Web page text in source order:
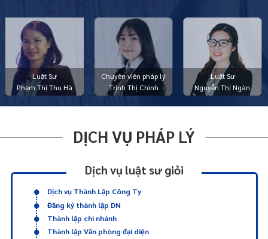
Luật Sư
Phạm Thị Thu Hà
Chuyên viên pháp lý
Trịnh Thị Chình
Luật Sư
Nguyễn Thị Ngàn
DỊCH VỤ PHÁP LÝ
Dịch vụ luật sư giỏi
Dịch vụ Thành Lập Công Ty
Đăng ký thành lập DN
Thành lập chi nhánh
Thành lập Văn phòng đại diện